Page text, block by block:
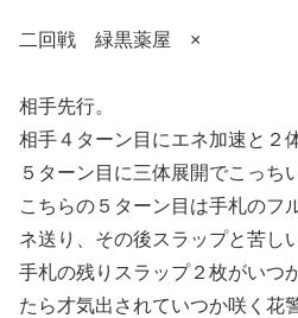
二回戦 緑黒薬屋 ×
相手先行。
相手４ターン目にエネ加速と２
５ターン目に三体展開でこっち
こちらの５ターン目は手札のフ
ネ送り、その後スラップと苦し
手札の残りスラップ２枚がいつ
たら才気出されていつか咲く花